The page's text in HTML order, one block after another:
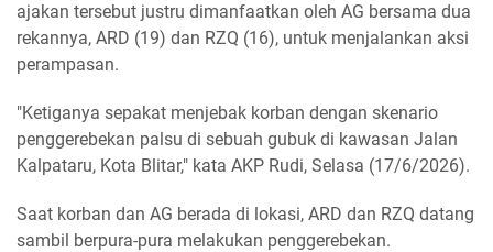
ajakan tersebut justru dimanfaatkan oleh AG bersama dua
rekannya, ARD (19) dan RZQ (16), untuk menjalankan aksi
perampasan.
"Ketiganya sepakat menjebak korban dengan skenario
penggerebekan palsu di sebuah gubuk di kawasan Jalan
Kalpataru, Kota Blitar," kata AKP Rudi, Selasa (17/6/2026).
Saat korban dan AG berada di lokasi, ARD dan RZQ datang
sambil berpura-pura melakukan penggerebekan.